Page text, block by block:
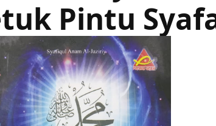
Pintu